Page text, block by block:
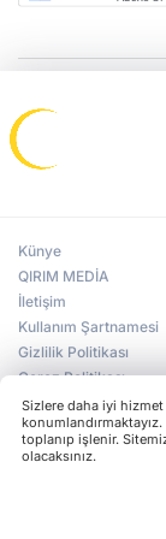
Künye
QIRIM MEDİA
İletişim
Kullanım Şartnamesi
Gizlilik Politikası
Çerez Politikası
Veri Politikası
Sizlere daha iyi
toplanıp işlenir.
olacaksınız.